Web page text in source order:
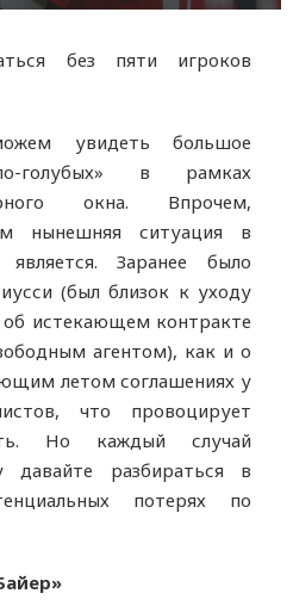
без пяти игроков
увидеть большое
голубых» в рамках
окна. Впрочем,
нынешняя ситуация в
Заранее было
(был близок к уходу
истекающем контракте
агентом), как и о
летом соглашениях у
что провоцирует
Но каждый случай
давайте разбираться в
потерях по